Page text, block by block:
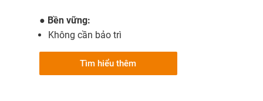
● Bền vững:
Không cần bảo trì
Tìm hiểu thêm